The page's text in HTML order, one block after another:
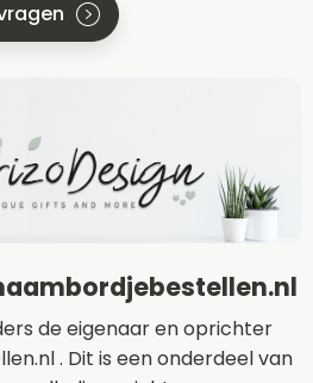
de eigenaar en oprichter
. Dit is een onderdeel van